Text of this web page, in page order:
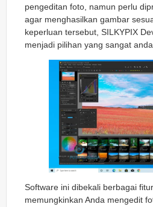
pengeditan foto, namun perlu
agar menghasilkan gambar
keperluan tersebut, SILKYPIX
menjadi pilihan yang sangat
Software ini dibekali berbagai
memungkinkan Anda mengedit